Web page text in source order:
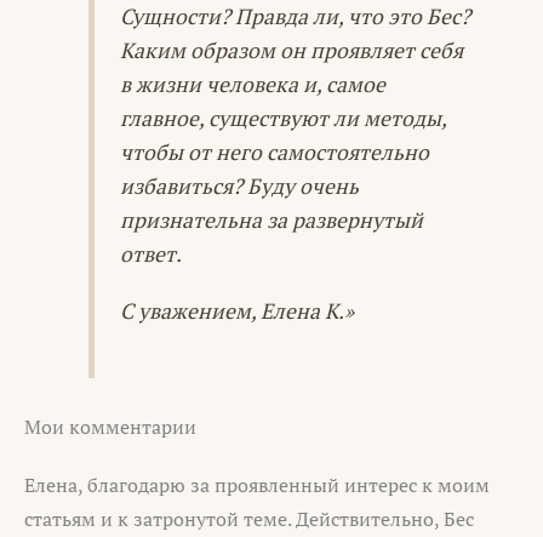
Сущности? Правда ли, что это Бес?
Каким образом он проявляет себя
в жизни человека и, самое
главное, существуют ли методы,
чтобы от него самостоятельно
избавиться? Буду очень
признательна за развернутый
ответ.
С уважением, Елена К.»
Мои комментарии
Елена, благодарю за проявленный интерес к моим
статьям и к затронутой теме. Действительно, Бес